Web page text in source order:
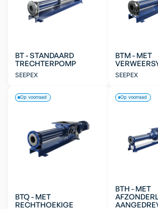
BT - STANDAARD
TRECHTERPOMP
SEEPEX
BTM - MET
SEEPEX
BTQ - MET
RECHTHOEKIGE
Op voorraad
BTH - MET
Op voorraad